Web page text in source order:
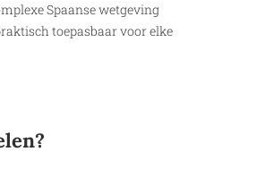
Spaanse wetgeving
toepasbaar voor elke